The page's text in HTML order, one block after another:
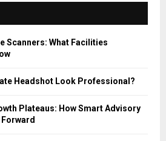
Scanners: What Facilities
Headshot Look Professional?
Plateaus: How Smart Advisory